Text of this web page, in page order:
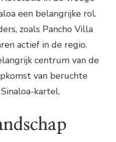
een belangrijke rol.
zoals Pancho Villa
actief in de regio.
centrum van de
van beruchte
kartel.